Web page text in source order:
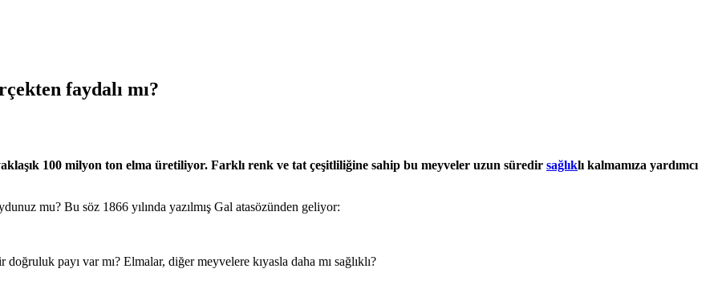
faydalı mı?
100 milyon ton elma üretiliyor. Farklı renk ve tat çeşitliliğine sahip bu meyveler uzun süredir sağlıklı kalmamıza yardımcı
mu? Bu söz 1866 yılında yazılmış Gal atasözünden geliyor:
payı var mı? Elmalar, diğer meyvelere kıyasla daha mı sağlıklı?